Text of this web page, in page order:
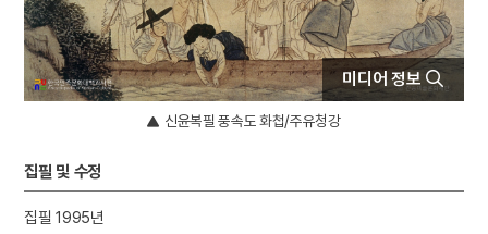
7 북조선임시인민위원회
8
삼
9 정감록
미디어 정보
신윤복필 풍속도 화첩/주유청강
집필 및 수정
집필 1995년